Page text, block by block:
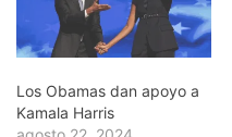
Los Obamas dan apoyo a
Kamala Harris